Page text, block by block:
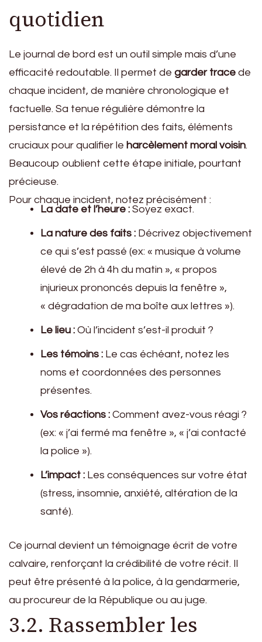
quotidien
Le journal de bord est un outil simple mais d’une
efficacité redoutable. Il permet de garder trace de
chaque incident, de manière chronologique et
factuelle. Sa tenue régulière démontre la
persistance et la répétition des faits, éléments
cruciaux pour qualifier le harcèlement moral voisin.
Beaucoup oublient cette étape initiale, pourtant
précieuse.
Pour chaque incident, notez précisément :
La date et l’heure : Soyez exact.
La nature des faits : Décrivez objectivement
ce qui s’est passé (ex: « musique à volume
élevé de 2h à 4h du matin », « propos
injurieux prononcés depuis la fenêtre »,
« dégradation de ma boîte aux lettres »).
Le lieu : Où l’incident s’est-il produit ?
Les témoins : Le cas échéant, notez les
noms et coordonnées des personnes
présentes.
Vos réactions : Comment avez-vous réagi ?
(ex: « j’ai fermé ma fenêtre », « j’ai contacté
la police »).
L’impact : Les conséquences sur votre état
(stress, insomnie, anxiété, altération de la
santé).
Ce journal devient un témoignage écrit de votre
calvaire, renforçant la crédibilité de votre récit. Il
peut être présenté à la police, à la gendarmerie,
au procureur de la République ou au juge.
3.2. Rassembler les